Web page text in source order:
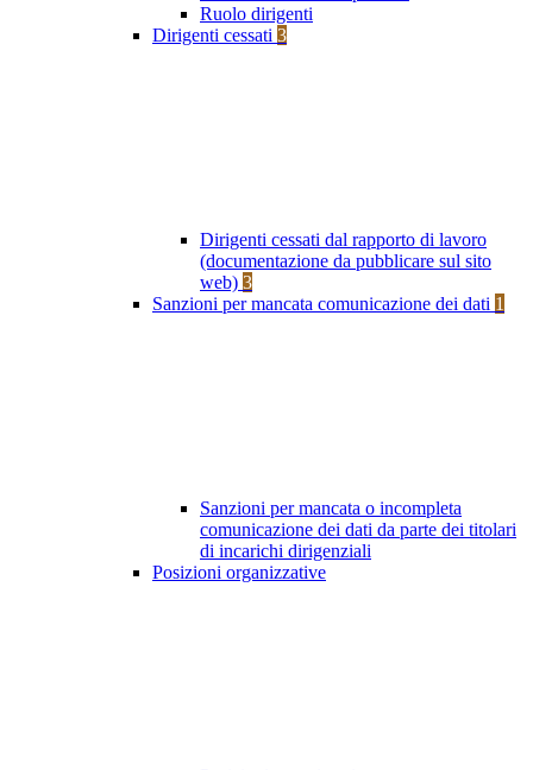
Ruolo dirigenti
Dirigenti cessati 3
Dirigenti cessati dal rapporto di lavoro
(documentazione da pubblicare sul sito
web) 3
Sanzioni per mancata comunicazione dei dati 1
Sanzioni per mancata o incompleta
comunicazione dei dati da parte dei titolari
di incarichi dirigenziali
Posizioni organizzative